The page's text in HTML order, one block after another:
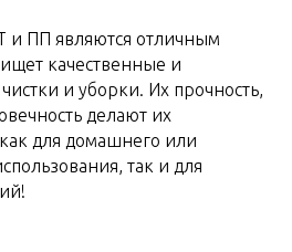
и ПП являются отличным
качественные и
и уборки. Их прочность,
делают их
для домашнего или
так и для